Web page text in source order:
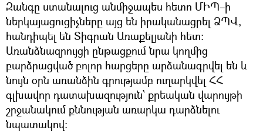
Զանգը ստանալուց անմիջապես հետո ՄԻՊ–ի
ներկայացուցիչները այց են իրականացրել ՁՊՎ,
հանդիպել են Տիգրան Առաքելյանի հետ։
Առանձնազրույցի ընթացքում նրա կողմից
բարձրացված բոլոր հարցերը արձանագրվել են և
նույն օրն առանձին գրությամբ ուղարկվել ՀՀ
գլխավոր դատախազություն՝ քրեական վարույթի
շրջանակում քննության առարկա դարձնելու
նպատակով: